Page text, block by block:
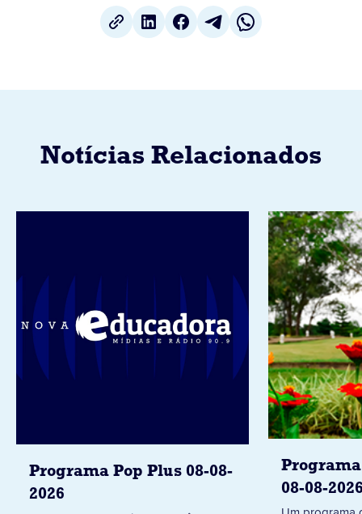
Notícias Relacionados
Programa Pop Plus 08-08-
2026
08-08-